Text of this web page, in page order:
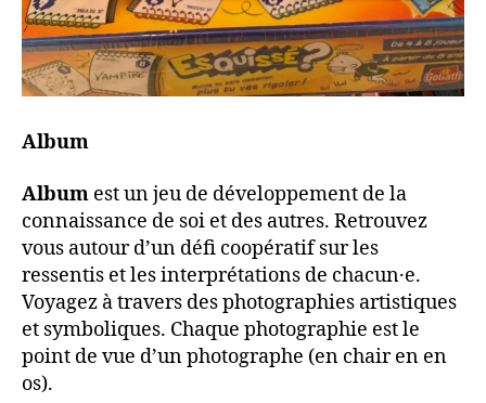
Album
Album est un jeu de développement de la
connaissance de soi et des autres. Retrouvez
vous autour d’un défi coopératif sur les
ressentis et les interprétations de chacun·e.
Voyagez à travers des photographies artistiques
et symboliques. Chaque photographie est le
point de vue d’un photographe (en chair en en
os).